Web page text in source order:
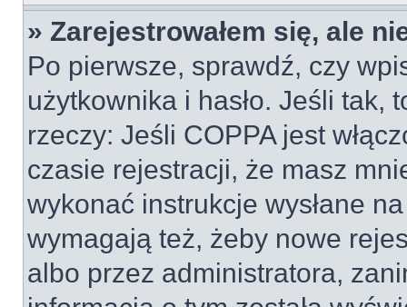
» Zarejestrowałem się, ale
Po pierwsze, sprawdź, czy
użytkownika i hasło. Jeśli tak,
rzeczy: Jeśli COPPA jest
czasie rejestracji, że masz
wykonać instrukcje wysłane
wymagają też, żeby nowe
albo przez administratora,